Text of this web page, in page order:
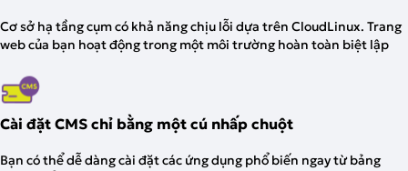
Cơ sở hạ tầng cụm có khả năng chịu lỗi dựa trên CloudLinux. Trang
web của bạn hoạt động trong một môi trường hoàn toàn biệt lập
Cài đặt CMS chỉ bằng một cú nhấp chuột
Bạn có thể dễ dàng cài đặt các ứng dụng phổ biến ngay từ bảng